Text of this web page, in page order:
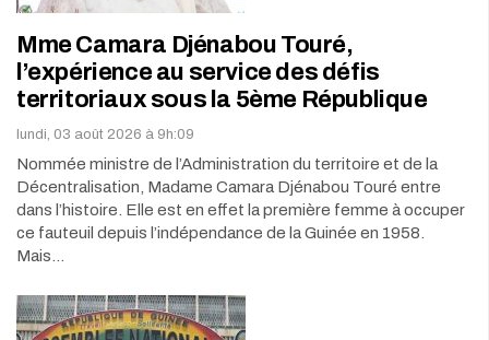
Mme Camara Djénabou Touré,
l’expérience au service des défis
territoriaux sous la 5ème République
lundi, 03 août 2026 à 9h:09
Nommée ministre de l’Administration du territoire et de la
Décentralisation, Madame Camara Djénabou Touré entre
dans l’histoire. Elle est en effet la première femme à occuper
ce fauteuil depuis l’indépendance de la Guinée en 1958.
Mais…